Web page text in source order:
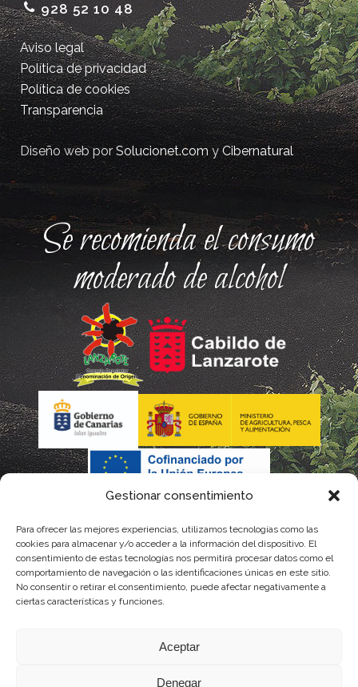
Gestionar consentimiento
Para ofrecer las mejores experiencias, utilizamos tecnologías como las
cookies para almacenar y/o acceder a la información del dispositivo. El
consentimiento de estas tecnologías nos permitirá procesar datos como el
comportamiento de navegación o las identificaciones únicas en este sitio.
No consentir o retirar el consentimiento, puede afectar negativamente a
ciertas características y funciones.
Aceptar
Denegar
928 52 10 48
Aviso legal
Política de privacidad
Política de cookies
Transparencia
Diseño web porSolucionet.comyCibernatural
Se recomienda el consumo
moderado de alcohol
La gestión de la DOP Lanzarote realizada por este Consejo
Regulador es financiada, parcialmente, por el Gobierno de
Canarias
Instituto Canario de Calidad Agroalimentaria